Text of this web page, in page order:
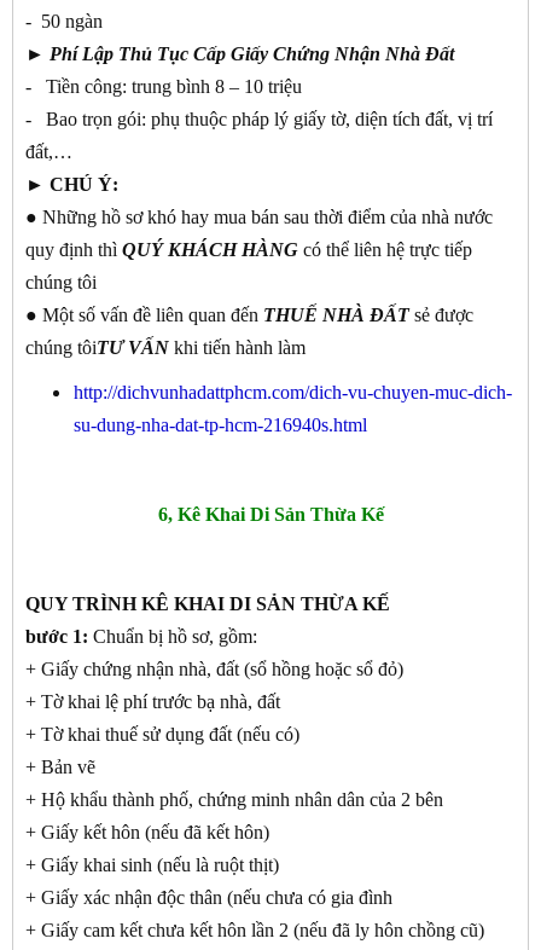
- 50 ngàn
► Phí Lập Thủ Tục Cấp Giấy Chứng Nhận Nhà Đất
- Tiền công: trung bình 8 – 10 triệu
- Bao trọn gói: phụ thuộc pháp lý giấy tờ, diện tích đất, vị trí
đất,…
► CHÚ Ý:
● Những hồ sơ khó hay mua bán sau thời điểm của nhà nước
quy định thì QUÝ KHÁCH HÀNG có thể liên hệ trực tiếp
chúng tôi
● Một số vấn đề liên quan đến THUẾ NHÀ ĐẤTsẻ được
chúng tôiTƯVẤN khi tiến hành làm
http://dichvunhadattphcm.com/dich-vu-chuyen-muc-dich-
su-dung-nha-dat-tp-hcm-216940s.html
6, Kê Khai Di Sản Thừa Kế
QUY TRÌNH KÊ KHAI DI SẢN THỪA KẾ
bước 1: Chuẩn bị hồ sơ, gồm:
+ Giấy chứng nhận nhà, đất (sổ hồng hoặc sổ đỏ)
+ Tờ khai lệ phí trước bạ nhà, đất
+ Tờ khai thuế sử dụng đất (nếu có)
+ Bản vẽ
+ Hộ khẩu thành phố, chứng minh nhân dân của 2 bên
+ Giấy kết hôn (nếu đã kết hôn)
+ Giấy khai sinh (nếu là ruột thịt)
+ Giấy xác nhận độc thân (nếu chưa có gia đình
+ Giấy cam kết chưa kết hôn lần 2 (nếu đã ly hôn chồng cũ)